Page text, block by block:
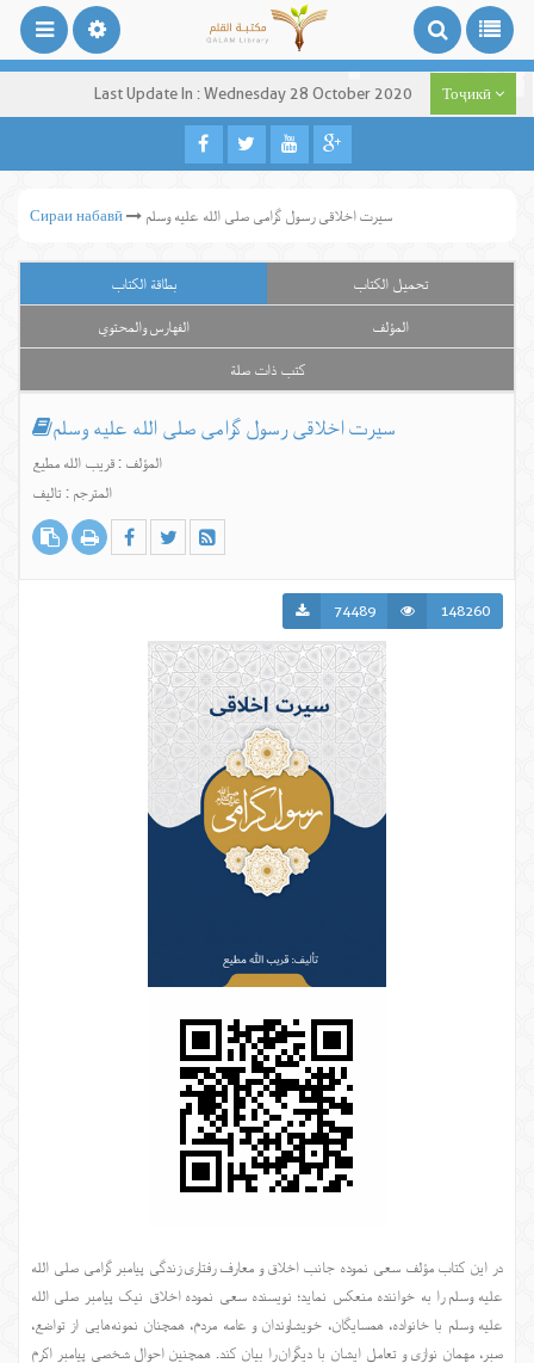
Last Update In : Wednesday 28 October 2020 Тоҷикӣ
Сираи набавӣ سیرت اخلاقی رسول گرامی صلی الله علیه وسلم
بطاقة الكتاب تحميل الكتاب
الفهارس والمحتوي المؤلف
كتب ذات صلة
سیرت اخلاقی رسول گرامی صلی الله علیه وسلم
المؤلف : قریب الله مطیع
المترجم : تالیف
74489 148260
در این کتاب مؤلف سعی نموده جانب اخلاق و معارف رفتاری زندگی پیامبر گرامی صلی الله
علیه وسلم را به خواننده منعکس نماید؛ نویسنده سعی نموده اخلاق نیک پیامبر صلی الله
علیه وسلم با خانواده، همسایگان، خویشاوندان و عامه مردم، همچنان نمونه‌هایی از تواضع،
صبر، مهمان نوازی و تعامل ایشان با دیگران را بیان کند. همچنین احوال شخصی پیامبر اکرم